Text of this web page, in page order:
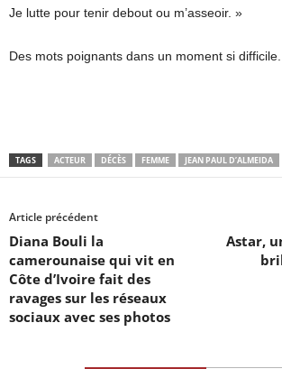
Je lutte pour tenir debout ou m’asseoir. »
Des mots poignants dans un moment si difficile.
TAGS ACTEUR DÉCÈS FEMME JEAN PAUL D’ALMEIDA
Article précédent
Diana Bouli la
camerounaise qui vit en
Côte d’Ivoire fait des
ravages sur les réseaux
sociaux avec ses photos
Astar,